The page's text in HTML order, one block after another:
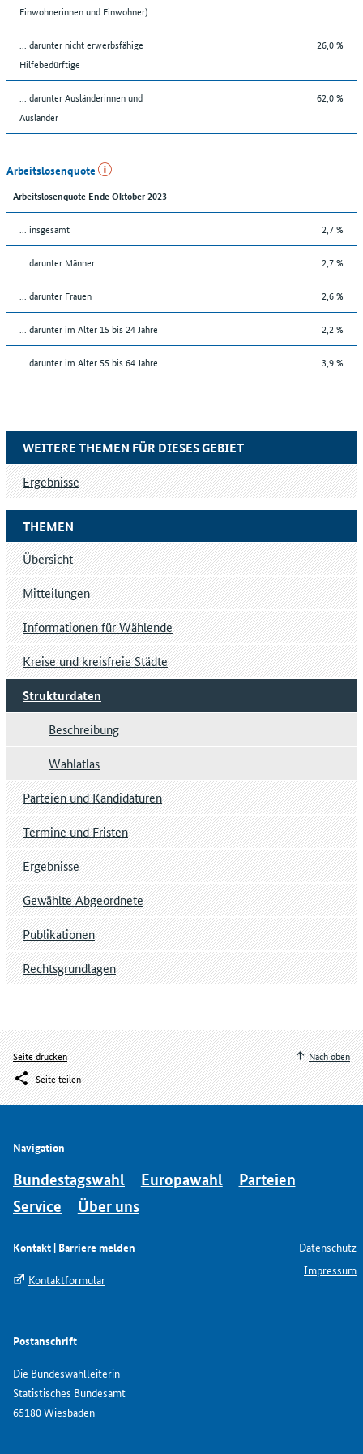
Einwohnerinnen und Einwohner)
... darunter nicht erwerbsfähige
Hilfebedürftige
26,0 %
... darunter Ausländerinnen und
Ausländer
62,0 %
Arbeitslosenquote
Arbeitslosenquote Ende Oktober 2023
... insgesamt 2,7 %
... darunter Männer 2,7 %
... darunter Frauen 2,6 %
... darunter im Alter 15 bis 24 Jahre 2,2 %
... darunter im Alter 55 bis 64 Jahre 3,9 %
THEMEN
Übersicht
Mitteilungen
Informationen für Wählende
Kreise und kreisfreie Städte
Strukturdaten
Beschreibung
Wahlatlas
Parteien und Kandidaturen
Termine und Fristen
Ergebnisse
Gewählte Abgeordnete
Publikationen
Rechtsgrundlagen
WEITERE THEMEN FÜR DIESES GEBIET
Ergebnisse
Seite drucken
Seite teilen
Nach oben
Navigation
Bundestagswahl Europawahl
Parteien
Service
Über uns
Kontakt | Barriere melden
Kontaktformular
Postanschrift
Die Bundeswahlleiterin
Statistisches Bundesamt
65180 Wiesbaden
Datenschutz
Impressum